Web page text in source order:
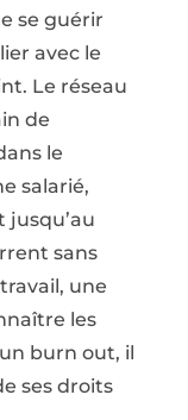
se guérir
avec le
Le réseau
de
le
salarié,
jusqu’au
sans
une
les
burn out, il
ses droits